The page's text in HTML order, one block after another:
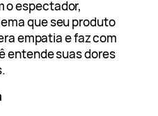
o espectador,
que seu produto
empatia e faz com
entende suas dores